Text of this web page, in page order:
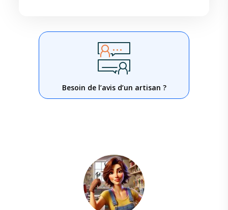
Besoin de l’avis d’un artisan ?